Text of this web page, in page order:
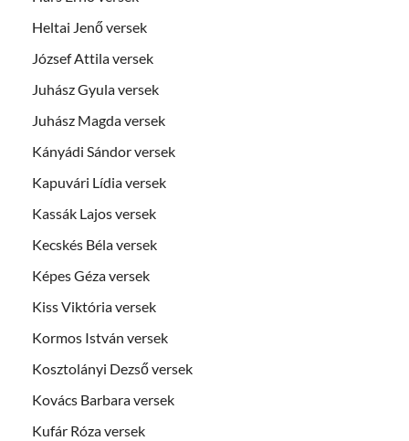
Heltai Jenő versek
József Attila versek
Juhász Gyula versek
Juhász Magda versek
Kányádi Sándor versek
Kapuvári Lídia versek
Kassák Lajos versek
Kecskés Béla versek
Képes Géza versek
Kiss Viktória versek
Kormos István versek
Kosztolányi Dezső versek
Kovács Barbara versek
Kufár Róza versek